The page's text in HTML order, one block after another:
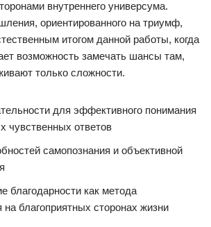
внутреннего универсума.
ориентированного на триумф,
итогом данной работы, когда
возможность замечать шансы там,
только сложности.
для эффективного понимания
чувственных ответов
самопознания и объективной
благодарности как метода
на благоприятных сторонах жизни